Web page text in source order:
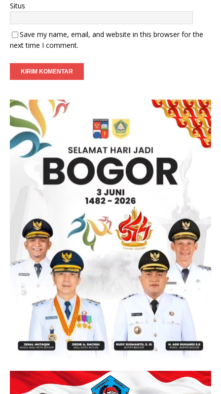
Situs
Save my name, email, and website in this browser for the
next time I comment.